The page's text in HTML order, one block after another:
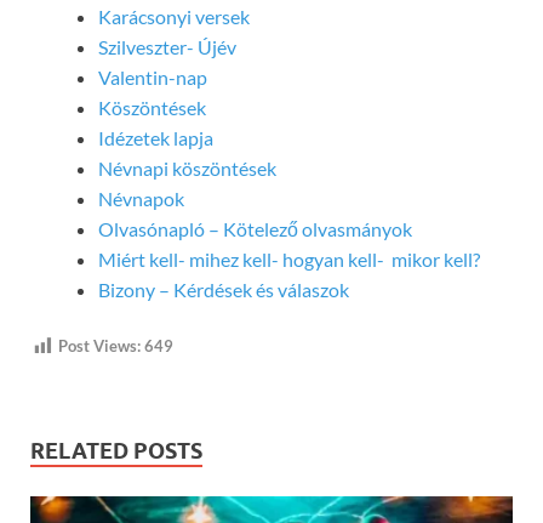
Karácsonyi versek
Szilveszter- Újév
Valentin-nap
Köszöntések
Idézetek lapja
Névnapi köszöntések
Névnapok
Olvasónapló – Kötelező olvasmányok
Miért kell- mihez kell- hogyan kell- mikor kell?
Bizony – Kérdések és válaszok
Post Views:649
RELATED POSTS